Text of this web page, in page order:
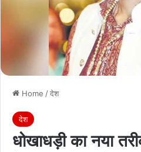
Home /देश
देश
धोखाधड़ी का नया